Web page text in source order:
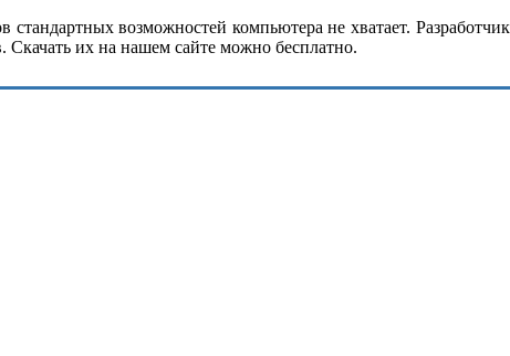
стандартных возможностей компьютера не хватает.
Скачать их на нашем сайте можно бесплатно.